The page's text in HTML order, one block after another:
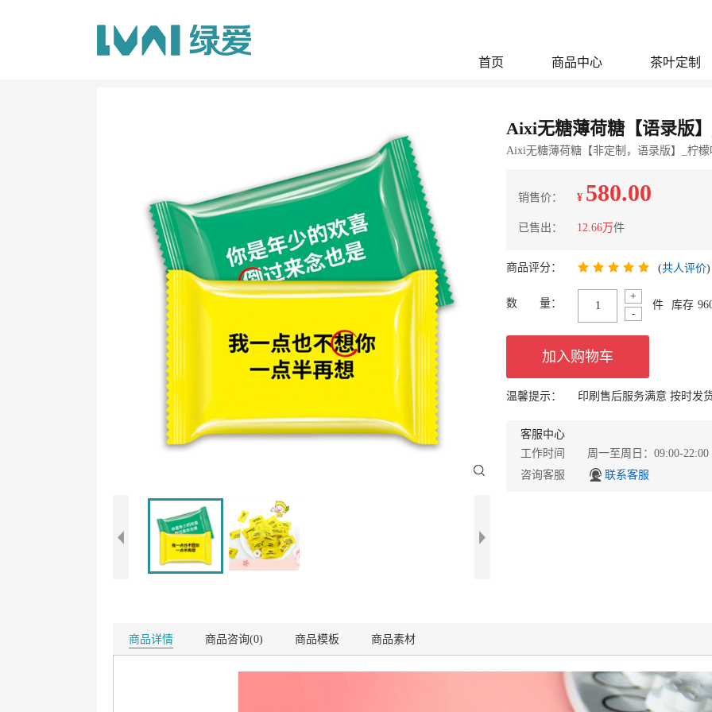
首页 商品中心 茶叶定制
Aixi无糖薄荷糖【语录版
Aixi无糖薄荷糖【非定制，语录版】_柠檬
销售价： ¥ 580.00
已售出： 12.66万件
商品评分： (共人评价)
数 量：
+
-
件 库存
加入购物车
温馨提示： 印刷售后服务满意 按时发
客服中心
工作时间 周一至周日：09:00-22:00
咨询客服
联系客服
商品详情 商品咨询(0) 商品模板 商品素材